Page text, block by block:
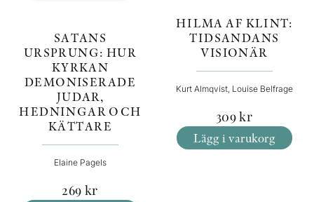
SATANS
URSPRUNG: HUR
KYRKAN
DEMONISERADE
JUDAR,
HEDNINGAR OCH
KÄTTARE
Elaine Pagels
269 kr
HILMA AF KLINT:
TIDSANDANS
VISIONÄR
Kurt Almqvist, Louise Belfrage
309kr
Lägg i varukorg